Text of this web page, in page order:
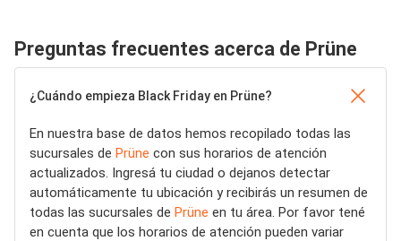
Preguntas frecuentes acerca de Prüne
¿Cuándo empieza Black Friday en Prüne?
En nuestra base de datos hemos recopilado todas las
sucursales de Prüne con sus horarios de atención
actualizados. Ingresá tu ciudad o dejanos detectar
automáticamente tu ubicación y recibirás un resumen de
todas las sucursales de Prüne en tu área. Por favor tené
en cuenta que los horarios de atención pueden variar